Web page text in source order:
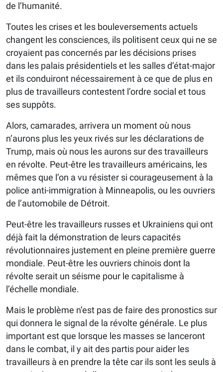
de l’humanité.
Toutes les crises et les bouleversements actuels
changent les consciences, ils politisent ceux qui ne se
croyaient pas concernés par les décisions prises
dans les palais présidentiels et les salles d’état-major
et ils conduiront nécessairement à ce que de plus en
plus de travailleurs contestent l’ordre social et tous
ses suppôts.
Alors, camarades, arrivera un moment où nous
n’aurons plus les yeux rivés sur les déclarations de
Trump, mais où nous les aurons sur des travailleurs
en révolte. Peut-être les travailleurs américains, les
mêmes que l’on a vu résister si courageusement à la
police anti-immigration à Minneapolis, ou les ouvriers
de l’automobile de Détroit.
Peut-être les travailleurs russes et Ukrainiens qui ont
déjà fait la démonstration de leurs capacités
révolutionnaires justement en pleine première guerre
mondiale. Peut-être les ouvriers chinois dont la
révolte serait un séisme pour le capitalisme à
l’échelle mondiale.
Mais le problème n’est pas de faire des pronostics sur
qui donnera le signal de la révolte générale. Le plus
important est que lorsque les masses se lanceront
dans le combat, il y ait des partis pour aider les
travailleurs à en prendre la tête car ils sont les seuls à